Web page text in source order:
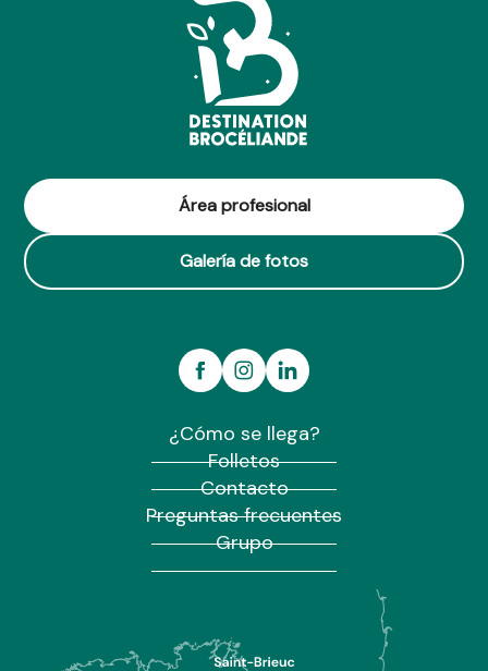
Área profesional
Galería de fotos
¿Cómo se llega?
Folletos
Contacto
Preguntas frecuentes
Grupo